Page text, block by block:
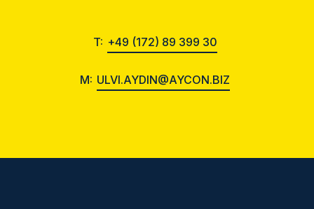
T: +49 (172) 89 399 30
M: ULVI.AYDIN@AYCON.BIZ